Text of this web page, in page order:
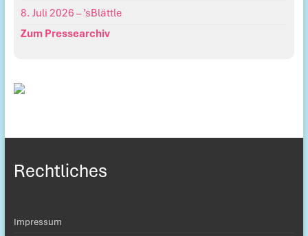
8. Juli 2026 – ’sBlättle
Zum Pressearchiv
Rechtliches
Impressum